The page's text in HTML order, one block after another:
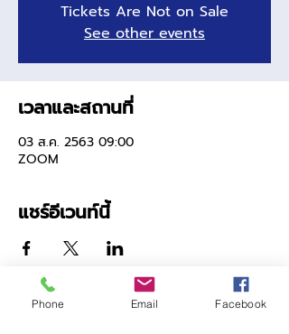
Tickets Are Not on Sale
See other events
เวลาและสถานที่
03 ส.ค. 2563 09:00
ZOOM
แชร์อีเวนท์นี้
Phone Email Facebook